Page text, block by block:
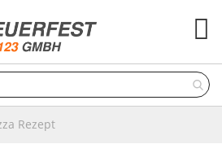
Rezept